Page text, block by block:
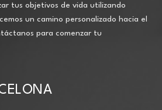
tus objetivos de vida utilizando
un camino personalizado hacia el
para comenzar tu